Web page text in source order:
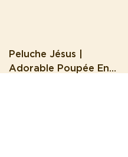
Peluche Jésus |
Adorable Poupée En